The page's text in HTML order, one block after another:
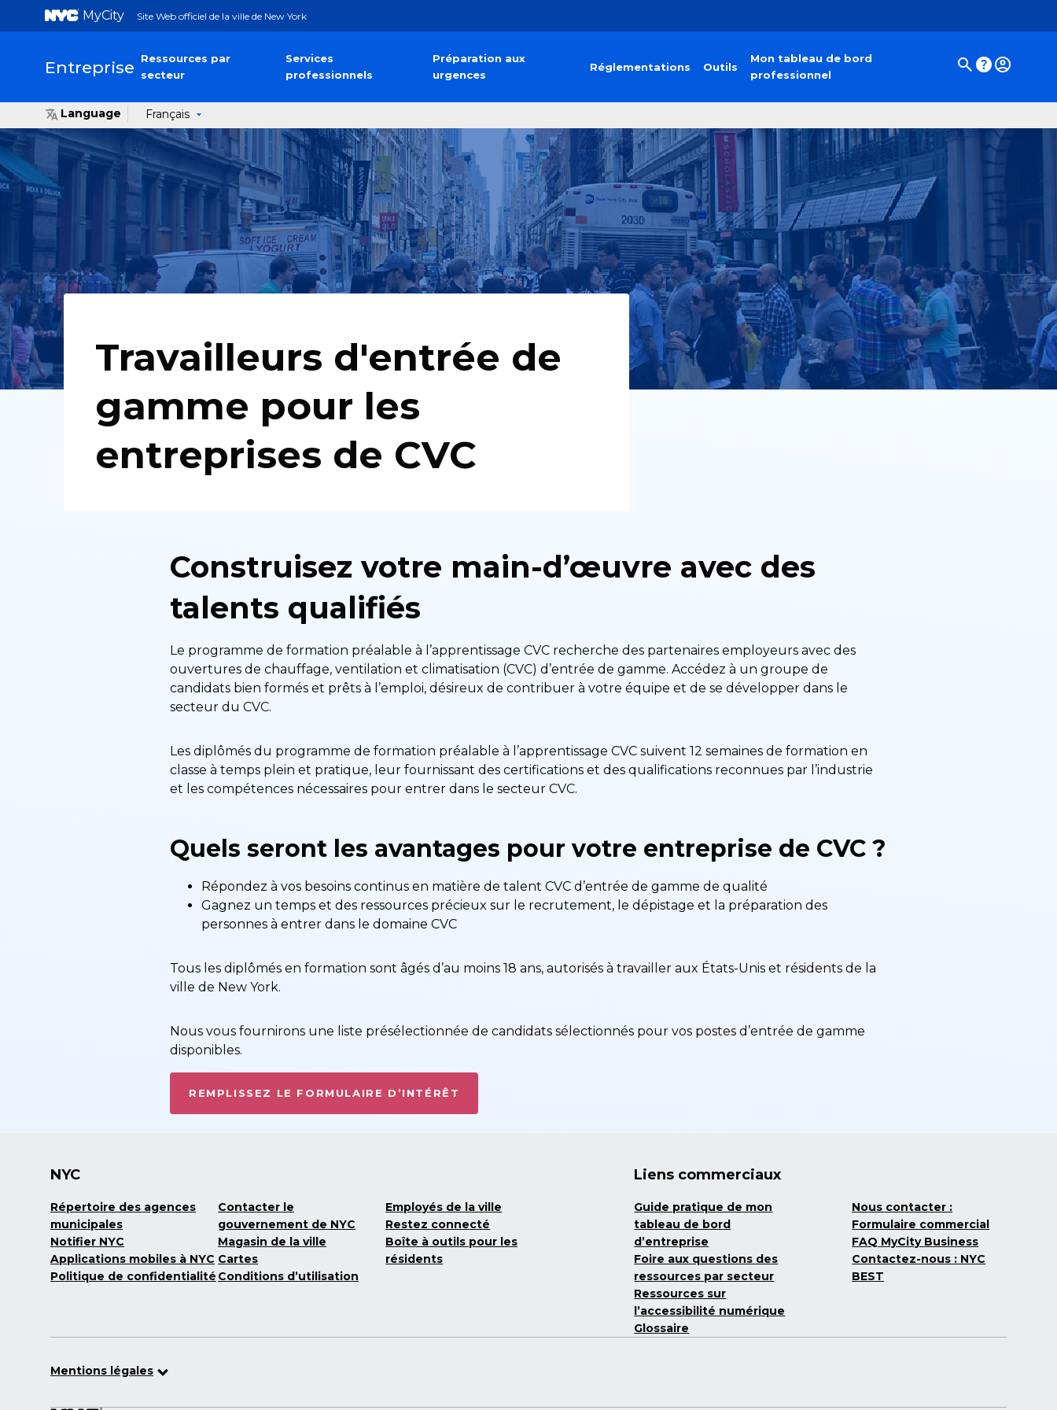
MyCity Site Web officiel de la ville de New York
Entreprise
Ressources par
secteur
Services
professionnels
Préparation aux
urgences
Réglementations Outils
Mon tableau de bord
professionnel
Language Français
Travailleurs d'entrée de
gamme pour les
entreprises de CVC
Construisez votre main-d’œuvre avec des
talents qualifiés
Le programme de formation préalable à l’apprentissage CVC recherche des partenaires employeurs avec des
ouvertures de chauffage, ventilation et climatisation (CVC) d’entrée de gamme. Accédez à un groupe de
candidats bien formés et prêts à l’emploi, désireux de contribuer à votre équipe et de se développer dans le
secteur du CVC.
Les diplômés du programme de formation préalable à l’apprentissage CVC suivent 12 semaines de formation en
classe à temps plein et pratique, leur fournissant des certifications et des qualifications reconnues par l’industrie
et les compétences nécessaires pour entrer dans le secteur CVC.
Quels seront les avantages pour votre entreprise de CVC ?
Répondez à vos besoins continus en matière de talent CVC d’entrée de gamme de qualité
Gagnez un temps et des ressources précieux sur le recrutement, le dépistage et la préparation des
personnes à entrer dans le domaine CVC
Tous les diplômés en formation sont âgés d’au moins 18 ans, autorisés à travailler aux États-Unis et résidents de la
ville de New York.
Nous vous fournirons une liste présélectionnée de candidats sélectionnés pour vos postes d’entrée de gamme
disponibles.
REMPLISSEZ LE FORMULAIRE D’INTÉRÊT
NYC
Répertoire des agences
municipales
Notifier NYC
Applications mobiles à NYC
Politique de confidentialité
Contacter le
gouvernement de NYC
Magasin de la ville
Cartes
Conditions d’utilisation
Employés de la ville
Restez connecté
Boîte à outils pour les
résidents
Liens commerciaux
Guide pratique de mon
tableau de bord
d’entreprise
Foire aux questions des
ressources par secteur
Ressources sur
l’accessibilité numérique
Glossaire
Nous contacter :
Formulaire commercial
FAQ MyCity Business
Contactez-nous : NYC
BEST
Mentions légales